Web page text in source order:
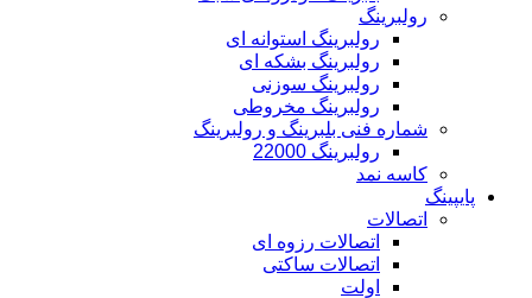
رولبرینگ
رولبرینگ استوانه ای
رولبرینگ بشکه ای
رولبرینگ سوزنی
رولبرینگ مخروطی
شماره فنی بلبرینگ و رولبرینگ
رولبرینگ 22000
کاسه نمد
پایپینگ
اتصالات
اتصالات رزوه ای
اتصالات ساکتی
اولت